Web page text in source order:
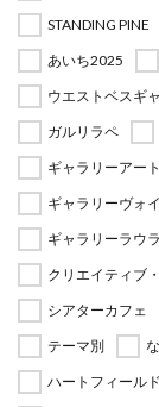
STANDING PINE
あいち2025
ウエストベスギ
ガルリラペ
ギャラリーアー
ギャラリーヴォ
ギャラリーラウラ
クリエイティブ
シアターカフェ
テーマ別
ハートフィール